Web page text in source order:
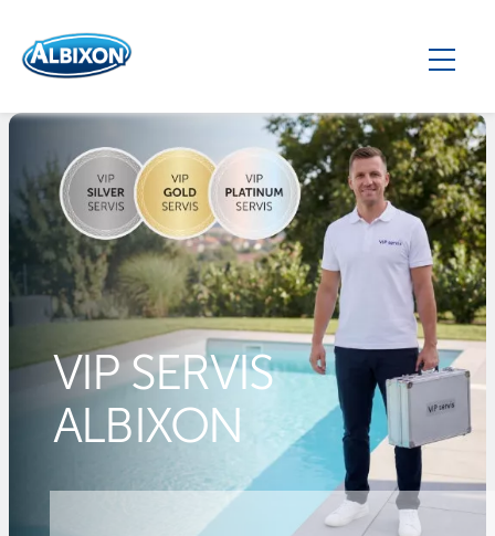
VIP SERVIS
ALBIXON